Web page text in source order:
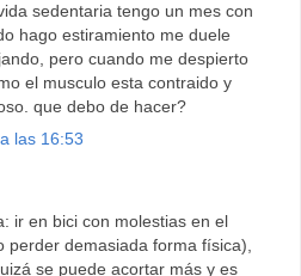
sedentaria tengo un mes con
hago estiramiento me duele
pero cuando me despierto
el musculo esta contraido y
que debo de hacer?
las 16:53
ir en bici con molestias en el
perder demasiada forma física),
se puede acortar más y es